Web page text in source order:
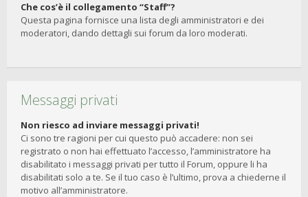
Che cos’è il collegamento “Staff”?
Questa pagina fornisce una lista degli amministratori e dei
moderatori, dando dettagli sui forum da loro moderati.
Messaggi privati
Non riesco ad inviare messaggi privati!
Ci sono tre ragioni per cui questo può accadere: non sei
registrato o non hai effettuato l’accesso, l’amministratore ha
disabilitato i messaggi privati per tutto il Forum, oppure li ha
disabilitati solo a te. Se il tuo caso è l’ultimo, prova a chiederne il
motivo all’amministratore.